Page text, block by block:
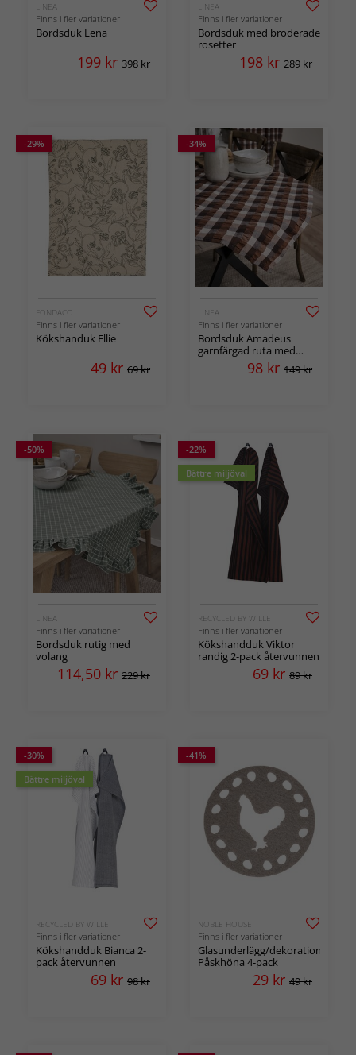
LINEA
Finns i fler variationer
Bordsduk Lena
199 kr 398 kr
LINEA
Finns i fler variationer
Bordsduk med broderade
rosetter
198 kr 289 kr
-29%
FONDACO
Finns i fler variationer
Kökshanduk Ellie
49 kr 69 kr
-34%
LINEA
Finns i fler variationer
Bordsduk Amadeus
garnfärgad ruta med
bäckebölja effekt
98 kr 149 kr
-50%
LINEA
Finns i fler variationer
Bordsduk rutig med
volang
114,50 kr 229 kr
-22%
Bättre miljöval
RECYCLED BY WILLE
Finns i fler variationer
Kökshandduk Viktor
randig 2-pack återvunnen
69 kr 89 kr
-30%
Bättre miljöval
RECYCLED BY WILLE
Finns i fler variationer
Kökshandduk Bianca 2-
pack återvunnen
69 kr 98 kr
-41%
NOBLE HOUSE
Finns i fler variationer
Glasunderlägg/dekoration
Påskhöna 4-pack
29 kr 49 kr